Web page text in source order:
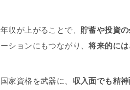
年収が上がることで、 貯蓄や投資
ーションにもつながり、将来的に
国家資格を武器に、 収入面でも精